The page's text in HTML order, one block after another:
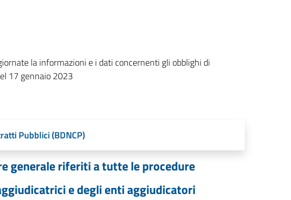
la informazioni e i dati concernenti gli obblighi di
17 gennaio 2023
Pubblici (BDNCP)
generale riferiti a tutte le procedure
e degli enti aggiudicatori